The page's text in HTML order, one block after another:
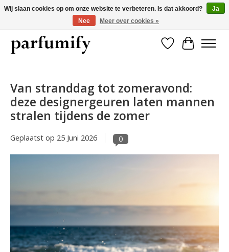
750+ Geuren | Gratis verzending | Maandelijks opzegbaar
Verlanglijst
Van stranddag tot zomeravond:
deze designergeuren laten mannen
stralen tijdens de zomer
Geplaatst op 25 Juni 2026 0
Wij slaan cookies op om onze website te verbeteren. Is dat akkoord?
Ja
Nee
Meer over cookies »